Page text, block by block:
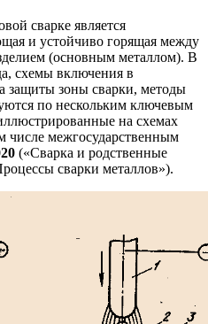
сварке является
и устойчиво горящая между
(основным металлом). В
схемы включения в
защиты зоны сварки, методы
по нескольким ключевым
на схемах
числе межгосударственным
(«Сварка и родственные
сварки металлов»).